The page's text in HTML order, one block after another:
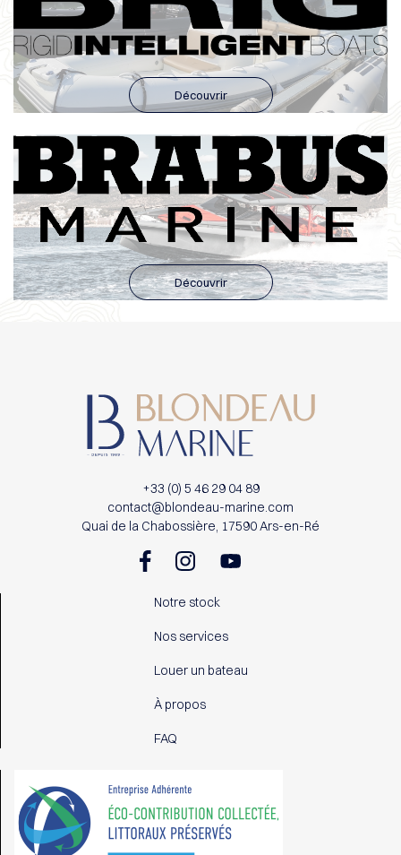
Découvrir
Découvrir
+33 (0) 5 46 29 04 89
contact@blondeau-marine.com
Quai de la Chabossière, 17590 Ars-en-Ré
Notre stock
Nos services
Louer un bateau
À propos
FAQ